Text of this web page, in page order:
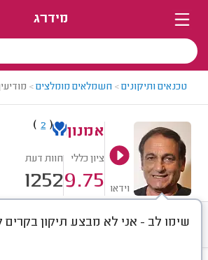
מידרג
טכנאים ותיקונים> חשמלאים מומלצים>
וידאו
אמנון (
2
)
ציון כללי
9.75
חוות דעת
1252
שימו לב - אני לא מבצע תיקון
חוות דעת מחירים